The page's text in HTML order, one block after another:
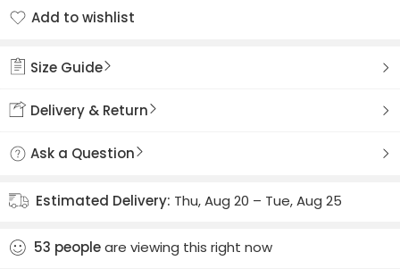
Add to wishlist
Size Guide
Delivery & Return
Ask a Question
Estimated Delivery: Thu, Aug 20 – Tue, Aug 25
53 peopleare viewing this right now